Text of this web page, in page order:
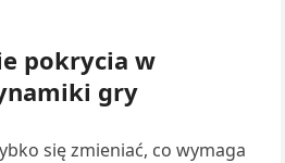
pokrycia w
gry
się zmieniać, co wymaga